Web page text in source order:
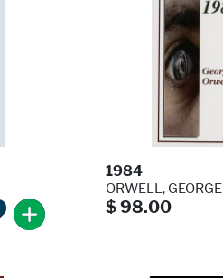
1984
ORWELL, GEORGE
$ 98.00